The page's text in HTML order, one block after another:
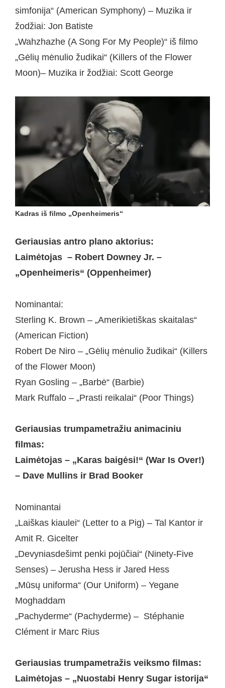
simfonija“ (American Symphony) – Muzika ir
žodžiai: Jon Batiste
„Wahzhazhe (A Song For My People)“ iš filmo
„Gėlių mėnulio žudikai“ (Killers of the Flower
Moon)– Muzika ir žodžiai: Scott George
Kadras iš filmo „Openheimeris“
Geriausias antro plano aktorius:
Laimėtojas – Robert Downey Jr. –
„Openheimeris“ (Oppenheimer)
Nominantai:
Sterling K. Brown – „Amerikietiškas skaitalas“
(American Fiction)
Robert De Niro – „Gėlių mėnulio žudikai“ (Killers
of the Flower Moon)
Ryan Gosling – „Barbė“ (Barbie)
Mark Ruffalo – „Prasti reikalai“ (Poor Things)
Geriausias trumpametražiu animaciniu
filmas:
Laimėtojas – „Karas baigėsi!“ (War Is Over!)
– Dave Mullins ir Brad Booker
Nominantai
„Laiškas kiaulei“ (Letter to a Pig) – Tal Kantor ir
Amit R. Gicelter
„Devyniasdešimt penki pojūčiai“ (Ninety-Five
Senses) – Jerusha Hess ir Jared Hess
„Mūsų uniforma“ (Our Uniform) – Yegane
Moghaddam
„Pachyderme“ (Pachyderme) – Stéphanie
Clément ir Marc Rius
Geriausias trumpametražis veiksmo filmas:
Laimėtojas – „Nuostabi Henry Sugar istorija“